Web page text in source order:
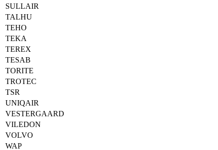
SULLAIR
TALHU
TEHO
TEKA
TEREX
TESAB
TORITE
TROTEC
TSR
UNIQAIR
VESTERGAARD
VILEDON
VOLVO
WAP